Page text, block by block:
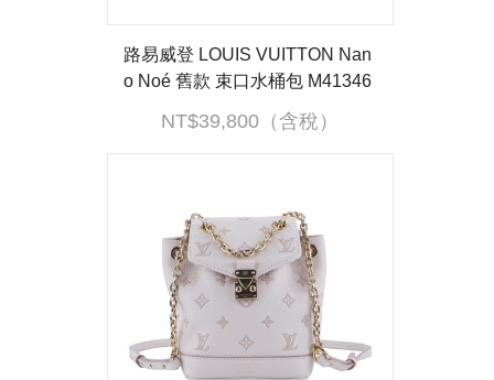
路易威登 LOUIS VUITTON Nan
o Noé 舊款 束口水桶包 M41346
原花NANO NOE舊版 防塵袋
NT$39,800（含稅）